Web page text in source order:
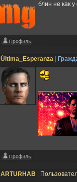
блин не как
Última_Esperanza
ARTURHAB